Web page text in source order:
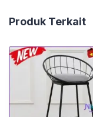
Produk Terkait